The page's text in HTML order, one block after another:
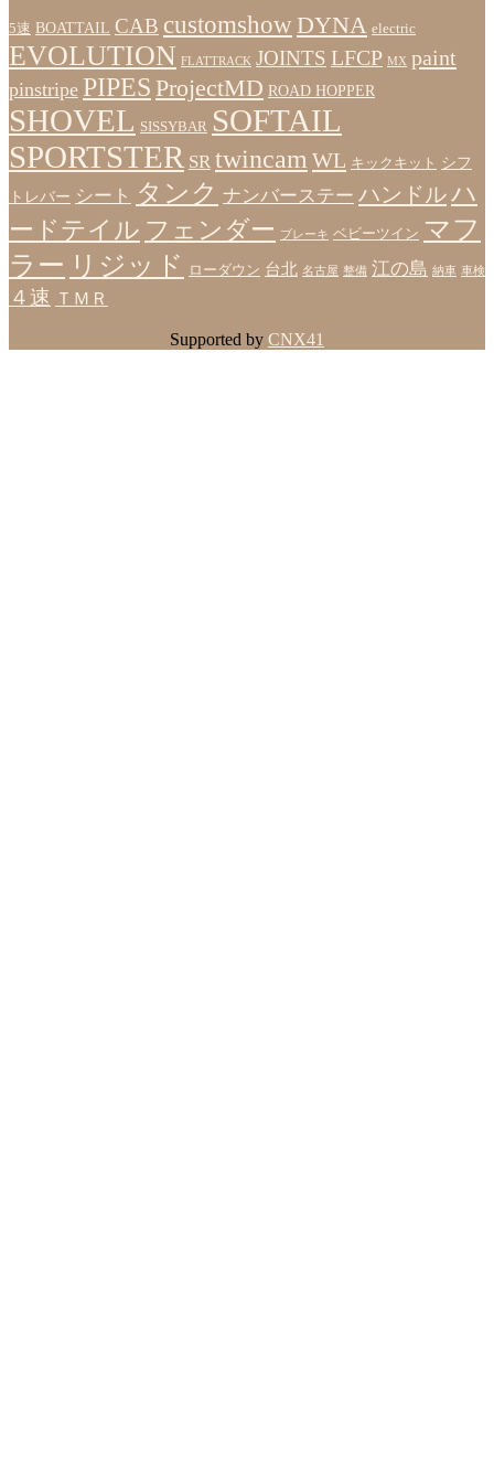
5速 BOATTAIL CAB customshow DYNA electric
EVOLUTION FLATTRACK JOINTS LFCP MX paint
pinstripe PIPES ProjectMD ROAD HOPPER
SHOVEL SISSYBAR SOFTAIL
SPORTSTER SR twincam WL キックキット シフ
トレバー シート タンク ナンバーステー ハンドルハ
ードテイル フェンダー ブレーキ ベビーツイン マフ
ラー リジッド ローダウン 台北 名古屋 整備 江の島 納車 車検
４速 ＴＭＲ
Supported by CNX41